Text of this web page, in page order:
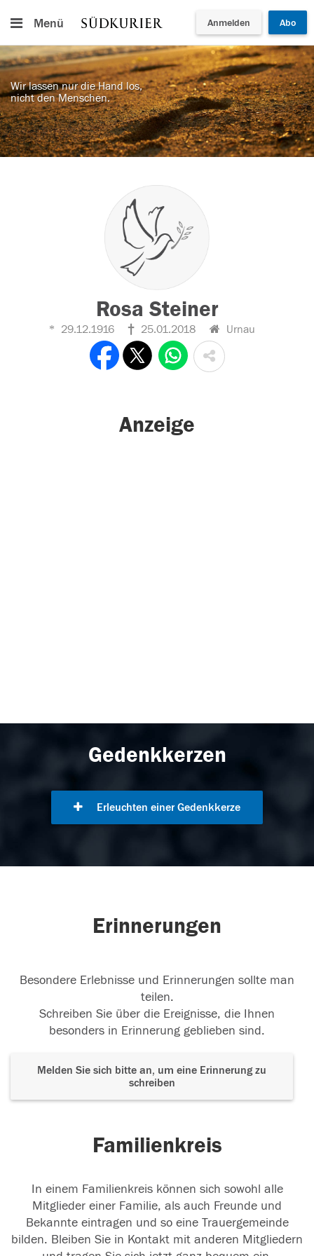
Menü Anmelden Abo
Wir lassen nur die Hand los,
nicht den Menschen.
Rosa Steiner
29.12.1916 25.01.2018 Urnau
Anzeige
Gedenkkerzen
Erleuchten einer Gedenkkerze
Erinnerungen
Besondere Erlebnisse und Erinnerungen sollte man
teilen.
Schreiben Sie über die Ereignisse, die Ihnen
besonders in Erinnerung geblieben sind.
Melden Sie sich bitte an, um eine Erinnerung zu
schreiben
Familienkreis
In einem Familienkreis können sich sowohl alle
Mitglieder einer Familie, als auch Freunde und
Bekannte eintragen und so eine Trauergemeinde
bilden. Bleiben Sie in Kontakt mit anderen Mitgliedern